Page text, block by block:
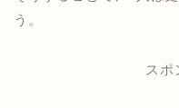
う。
スポ